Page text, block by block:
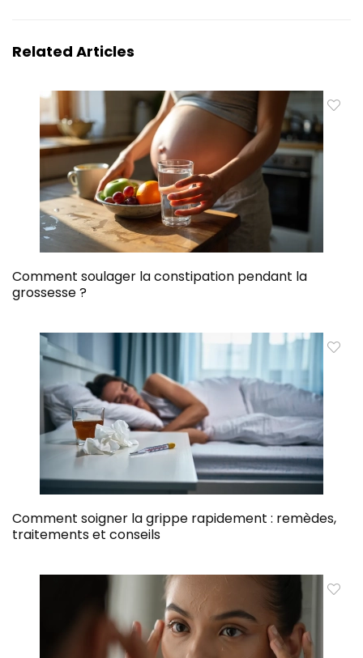
Related Articles
Comment soulager la constipation pendant la
grossesse ?
Comment soigner la grippe rapidement : remèdes,
traitements et conseils